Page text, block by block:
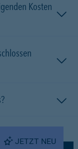
Kosten
JETZT NEU